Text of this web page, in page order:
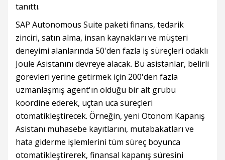
tanıttı.
SAP Autonomous Suite paketi finans, tedarik
zinciri, satın alma, insan kaynakları ve müşteri
deneyimi alanlarında 50'den fazla iş süreçleri odaklı
Joule Asistanını devreye alacak. Bu asistanlar, belirli
görevleri yerine getirmek için 200'den fazla
uzmanlaşmış agent'ın olduğu bir alt grubu
koordine ederek, uçtan uca süreçleri
otomatikleştirecek. Örneğin, yeni Otonom Kapanış
Asistanı muhasebe kayıtlarını, mutabakatları ve
hata giderme işlemlerini tüm süreç boyunca
otomatikleştirerek, finansal kapanış süresini